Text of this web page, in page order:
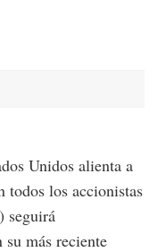
Unidos alienta a
todos los accionistas
seguirá
más reciente